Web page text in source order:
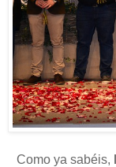
Como ya sabéis,